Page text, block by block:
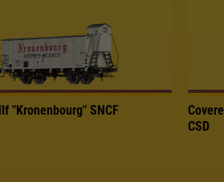
"Kronenbourg" SNCF
CSD